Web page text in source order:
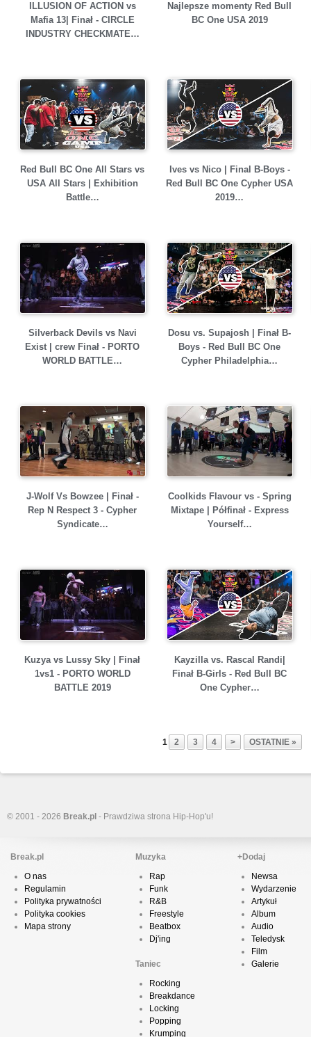
ILLUSION OF ACTION vs
Mafia 13| Finał - CIRCLE
INDUSTRY CHECKMATE…
Najlepsze momenty Red Bull
BC One USA 2019
Red Bull BC One All Stars vs
USA All Stars | Exhibition
Battle…
Ives vs Nico | Final B-Boys -
Red Bull BC One Cypher USA
2019…
Silverback Devils vs Navi
Exist | crew Finał - PORTO
WORLD BATTLE…
Dosu vs. Supajosh | Finał B-
Boys - Red Bull BC One
Cypher Philadelphia…
J-Wolf Vs Bowzee | Finał -
Rep N Respect 3 - Cypher
Syndicate…
Coolkids Flavour vs - Spring
Mixtape | Półfinał - Express
Yourself…
Kuzya vs Lussy Sky | Finał
1vs1 - PORTO WORLD
BATTLE 2019
Kayzilla vs. Rascal Randi|
Finał B-Girls - Red Bull BC
One Cypher…
1 2 3 4 > OSTATNIE »
© 2001 - 2026 Break.pl - Prawdziwa strona Hip-Hop'u!
Break.pl
O nas
Regulamin
Polityka prywatności
Polityka cookies
Mapa strony
Muzyka
Rap
Funk
R&B
Freestyle
Beatbox
Dj'ing
Taniec
Rocking
Breakdance
Locking
Popping
Krumping
+Dodaj
Newsa
Wydarzenie
Artykuł
Album
Audio
Teledysk
Film
Galerie